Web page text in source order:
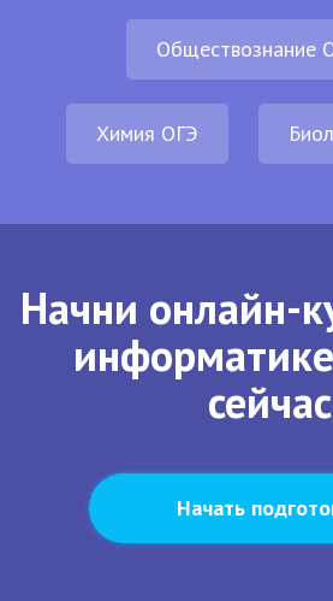
Обществознание
Химия ОГЭ
Начни онлайн-
сейчас
Начать